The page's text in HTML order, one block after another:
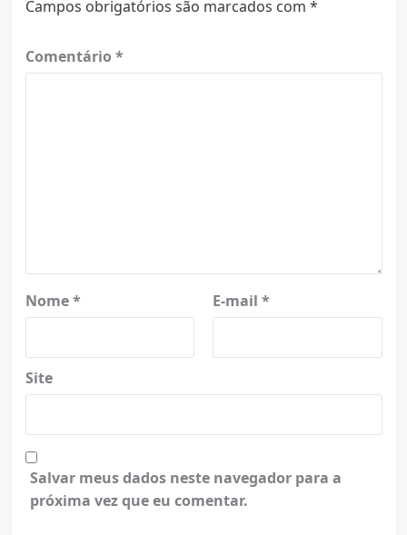
Campos obrigatórios são marcados com *
Comentário *
Nome* E-mail *
Site
Salvar meus dados neste navegador para a
próxima vez que eu comentar.